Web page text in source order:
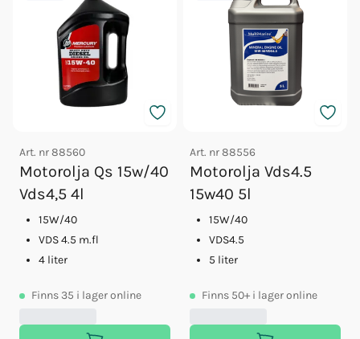
Art. nr88560
Motorolja Qs 15w/40
Vds4,5 4l
15W/40
VDS 4.5 m.fl
4 liter
Finns 35 i lager online
Art. nr88556
Motorolja Vds4.5
15w40 5l
15W/40
VDS4.5
5 liter
Finns 50+ i lager online